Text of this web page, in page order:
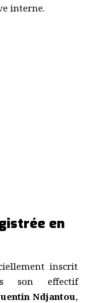
interne.
en
inscrit
son effectif
Ndjantou,